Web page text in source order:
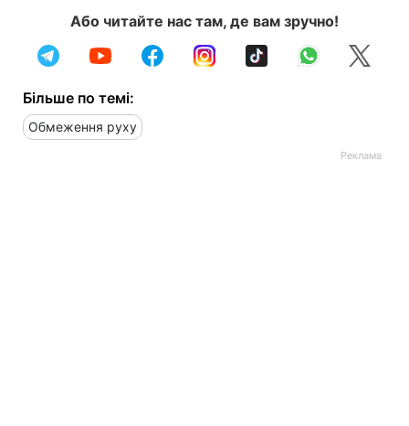
Або читайте нас там, де вам зручно!
Більше по темі:
Обмеження руху